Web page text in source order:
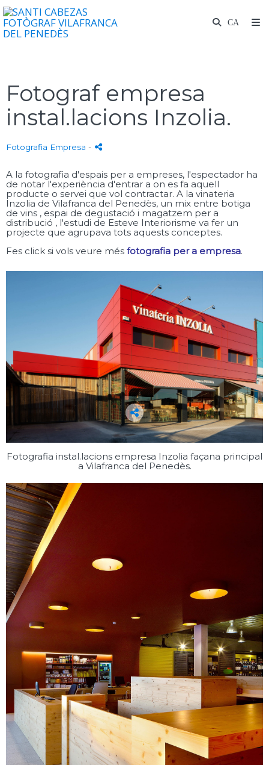
Fotograf empresa
instal.lacions Inzolia.
Fotografia Empresa -
A la fotografia d'espais per a empreses, l'espectador ha
de notar l'experiència d'entrar a on es fa aquell
producte o servei que vol contractar. A la vinateria
Inzolia de Vilafranca del Penedès, un mix entre botiga
de vins , espai de degustació i magatzem per a
distribució , l'estudi de Esteve Interiorisme va fer un
projecte que agrupava tots aquests conceptes.
Fes click si vols veure més fotografia per a empresa.
Fotografia instal.lacions empresa Inzolia façana principal
a Vilafranca del Penedès.